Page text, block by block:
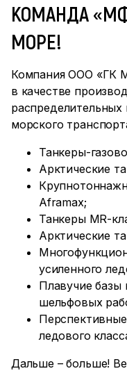
КОМАНДА
МОРЕ!
Компания ООО «ГК
в качестве
морского
Танкеры-
Арктические
Aframax;
Танкеры MR-
Арктические
усиленного
Плавучие базы
шельфовых
ледового
Дальше – больше!